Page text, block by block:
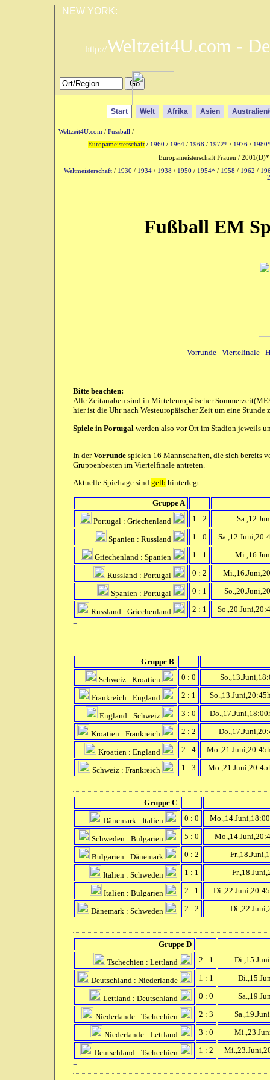
NEW YORK:
http://Weltzeit4U.com -
Start Welt Afrika Asien
Weltzeit4U.com / Fussball /
Europameisterschaft/ 1960 / 1964/ 1968 / 1972* / 1976/
Europameisterschaft Frauen /
Weltmeisterschaft / 1930 / 1934 / 1938 / 1950 / 1954* / 1958 / 1962 /
Fußball EM
Vorrunde Viertelinale
Bitte beachten:
Alle Zeitanaben sind in Mitteleuropäischer
hier ist die Uhr nach Westeuropäischer Zeit um eine Stunde
Spiele in Portugal werden also vor Ort im Stadion jeweils
In derVorrunde spielen 16 Mannschaften, die sich bereits
Gruppenbesten im Viertelfinale antreten.
Aktuelle Spieltage sind gelb hinterlegt.
Gruppe A
Portugal : Griechenland
1 : 2
Spanien : Russland 1 : 0
Griechenland : Spanien 1 : 1
Russland : Portugal 0 : 2
Spanien : Portugal 0 : 1
Russland : Griechenland 2 : 1
+
Gruppe B
Schweiz : Kroatien
0 : 0
Frankreich : England 2 : 1
England : Schweiz 3 : 0
Kroatien : Frankreich 2 : 2
Kroatien : England 2 : 4
Schweiz : Frankreich 1 : 3
+
Gruppe C
Dänemark : Italien
0 : 0
Schweden : Bulgarien 5 : 0
Bulgarien : Dänemark 0 : 2
Italien : Schweden 1 : 1
Italien : Bulgarien 2 : 1
Dänemark : Schweden 2 : 2
+
Gruppe D
Tschechien : Lettland
2 : 1
Deutschland : Niederlande 1 : 1
Lettland : Deutschland 0 : 0
Niederlande : Tschechien 2 : 3
Niederlande : Lettland 3 : 0
Deutschland : Tschechien 1 : 2
+